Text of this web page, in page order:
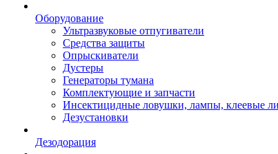
Оборудование
Ультразвуковые отпугиватели
Средства защиты
Опрыскиватели
Дустеры
Генераторы тумана
Комплектующие и запчасти
Инсектицидные ловушки, лампы, клеевые
Дезустановки
Дезодорация